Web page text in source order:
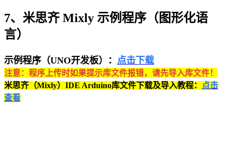
7、米思齐 Mixly 示例程序（图形化语
言）
示例程序（UNO开发板）： 点击下载
注意：程序上传时如果提示库文件报错，请先导入库文件！
米思齐（Mixly）IDE Arduino库文件下载及导入教程：
点击
查看